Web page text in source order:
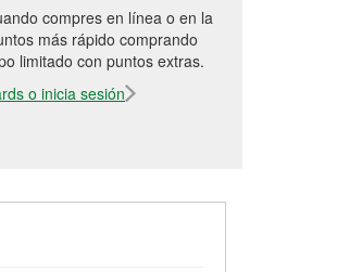
compres en línea o en la
más rápido comprando
limitado con puntos extras.
o inicia sesión